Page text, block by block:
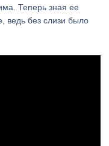
Теперь зная ее
ведь без слизи было